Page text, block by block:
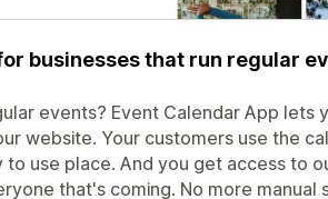
businesses that run regular
events? Event Calendar App
website. Your customers use the
to use place. And you get access to
that's coming. No more manual